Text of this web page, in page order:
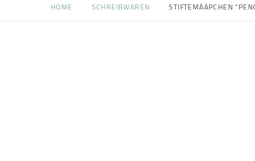
HOME SCHREIBWAREN STIFTEMÄÄPCHEN